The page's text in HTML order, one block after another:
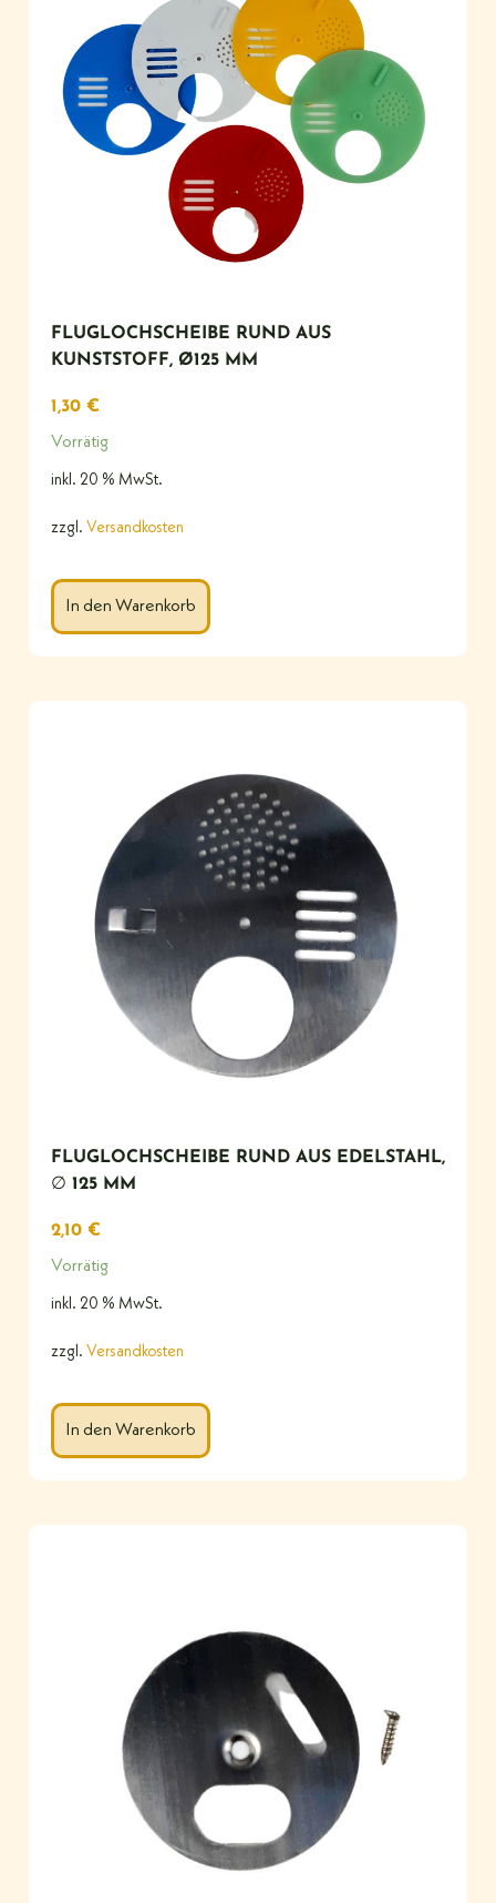
FLUGLOCHSCHEIBE RUND AUS
KUNSTSTOFF, Ø125 MM
1,30 €
Vorrätig
inkl. 20 % MwSt.
zzgl. Versandkosten
In den Warenkorb
FLUGLOCHSCHEIBE RUND AUS EDELSTAHL,
∅ 125 MM
2,10 €
Vorrätig
inkl. 20 % MwSt.
zzgl. Versandkosten
In den Warenkorb